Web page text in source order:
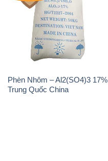
Phèn Nhôm – Al2(SO4)3 17%
Trung Quốc China